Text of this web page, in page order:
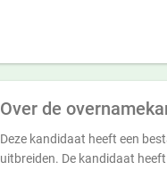
Over de
Deze kandidaat heeft een
uitbreiden. De kandidaat heeft